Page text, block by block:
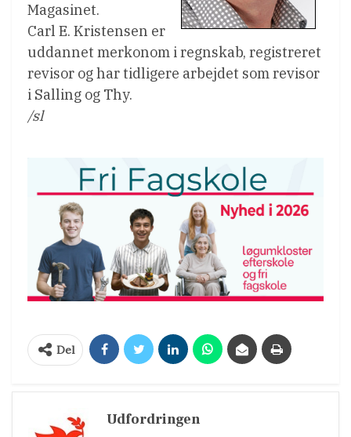
Magasinet.
Carl E. Kristensen er
uddannet merkonom i regnskab, registreret
revisor og har tidligere arbejdet som revisor
i Salling og Thy.
/sl
Del
Udfordringen